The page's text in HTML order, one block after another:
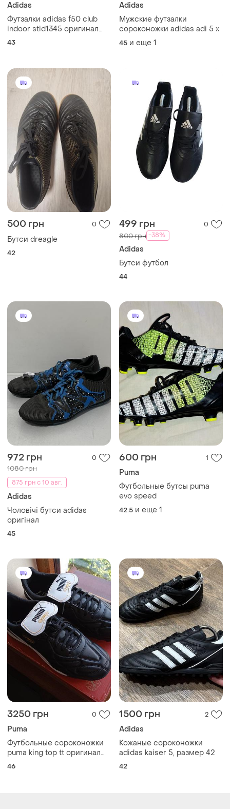
Adidas
Футзалки adidas f50 club
indoor stid1345 оригинал
новые р.43
43
Adidas
Мужские футзалки
сороконожки adidas adi 5 x
45 и еще 1
500 грн 0
Бутси dreagle
42
499 грн 0
800 грн -38%
Adidas
Бутси футбол
44
972 грн 0
1080 грн
875 грн с 10 авг.
Adidas
Чоловічі бутси adidas
оригінал
45
600 грн 1
Puma
Футбольные бутсы puma
evo speed
42.5 и еще 1
3250 грн 0
Puma
Футбольные сороконожки
puma king top tt оригинал
новые р.46 черные
46
1500 грн 2
Adidas
Кожаные сороконожки
adidas kaiser 5, размер 42
42